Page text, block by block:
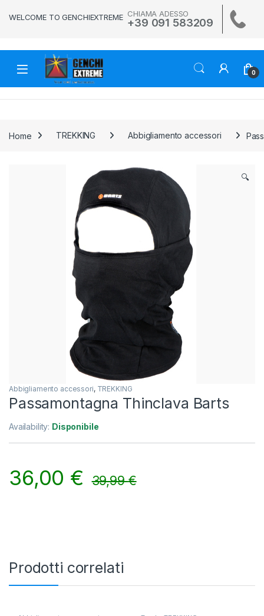
WELCOME TO GENCHIEXTREME CHIAMA ADESSO
+39 091 583209
0
Home TREKKING Abbigliamento accessori
🔍
Abbigliamento accessori, TREKKING
Passamontagna Thinclava Barts
Availability: Disponibile
36,00 € 39,99€
Prodotti correlati